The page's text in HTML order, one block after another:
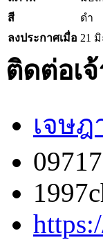
สี
ดำ
ลงประกาศเมื่อ 21
ติดต่อเ
เจษ